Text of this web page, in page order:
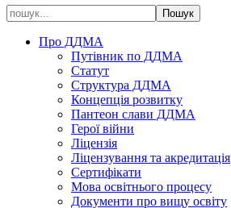
Про ДДМА
Путівник по ДДМА
Статут
Структура ДДМА
Концепція розвитку
Пантеон слави ДДМА
Герої війни
Ліцензія
Ліцензування та акредитація
Сертифікати
Мова освітнього процесу
Документи про вищу освіту